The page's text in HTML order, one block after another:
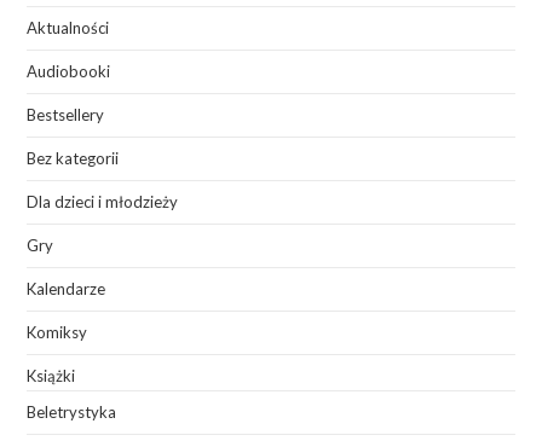
Aktualności
Audiobooki
Bestsellery
Bez kategorii
Dla dzieci i młodzieży
Gry
Kalendarze
Komiksy
Książki
Beletrystyka